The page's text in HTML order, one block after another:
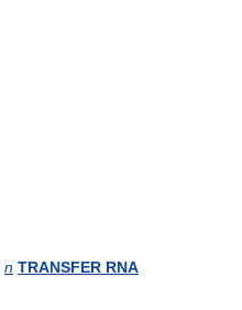
n TRANSFER RNA